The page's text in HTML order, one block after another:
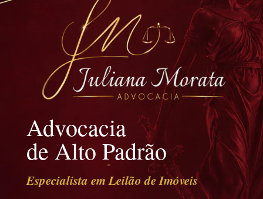
Advocacia
de Alto Padrão
Especialista em Leilão de Imóveis